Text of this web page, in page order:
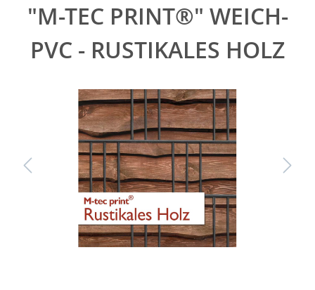
"M-TEC PRINT®" WEICH-
PVC - RUSTIKALES HOLZ